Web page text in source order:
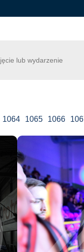
1064 1065 1066